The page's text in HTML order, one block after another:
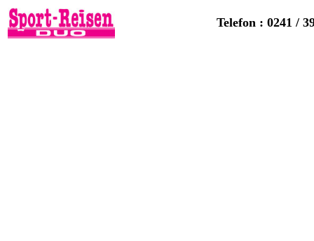
Telefon : 0241 /